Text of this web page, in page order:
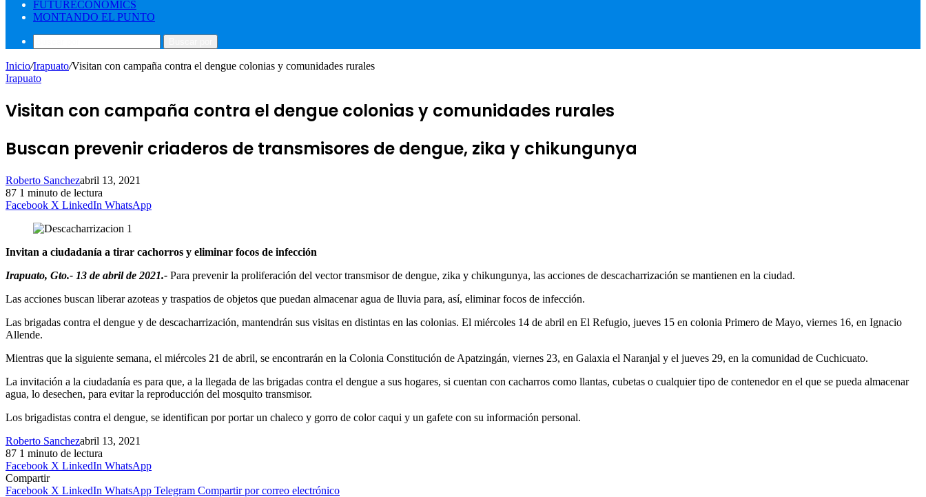
FUTURECONOMICS
MONTANDO EL PUNTO
Inicio/Irapuato/Visitan con campaña contra el dengue colonias y comunidades rurales
Irapuato
Visitan con campaña contra el dengue colonias y comunidades rurales
Buscan prevenir criaderos de transmisores de dengue, zika y chikungunya
Roberto Sanchezabril 13, 2021
87 1 minuto de lectura
Facebook X LinkedIn WhatsApp
Invitan a ciudadanía a tirar cachorros y eliminar focos de infección
Irapuato, Gto.- 13 de abril de 2021.- Para prevenir la proliferación del vector transmisor de dengue, zika y chikungunya, las acciones de descacharrización se mantienen en la ciudad.
Las acciones buscan liberar azoteas y traspatios de objetos que puedan almacenar agua de lluvia para, así, eliminar focos de infección.
Las brigadas contra el dengue y de descacharrización, mantendrán sus visitas en distintas en las colonias. El miércoles 14 de abril en El Refugio, jueves 15 en colonia Primero de Mayo, viernes 16, en Ignacio
Allende.
Mientras que la siguiente semana, el miércoles 21 de abril, se encontrarán en la Colonia Constitución de Apatzingán, viernes 23, en Galaxia el Naranjal y el jueves 29, en la comunidad de Cuchicuato.
La invitación a la ciudadanía es para que, a la llegada de las brigadas contra el dengue a sus hogares, si cuentan con cacharros como llantas, cubetas o cualquier tipo de contenedor en el que se pueda almacenar
agua, lo desechen, para evitar la reproducción del mosquito transmisor.
Los brigadistas contra el dengue, se identifican por portar un chaleco y gorro de color caqui y un gafete con su información personal.
Roberto Sanchezabril 13, 2021
87 1 minuto de lectura
Facebook X LinkedIn WhatsApp
Compartir
Facebook X LinkedIn WhatsApp Telegram Compartir por correo electrónico